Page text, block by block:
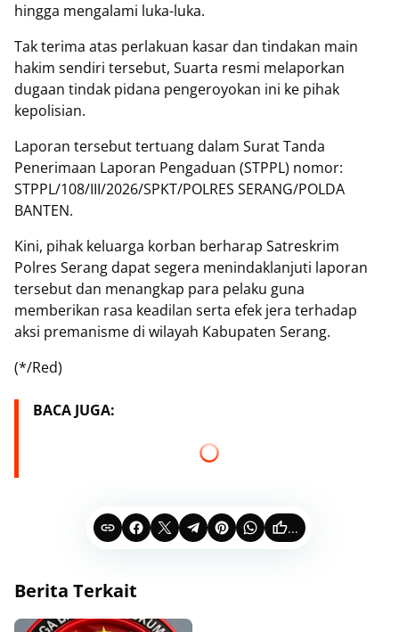
hingga mengalami luka-luka.
Tak terima atas perlakuan kasar dan tindakan main
hakim sendiri tersebut, Suarta resmi melaporkan
dugaan tindak pidana pengeroyokan ini ke pihak
kepolisian.
Laporan tersebut tertuang dalam Surat Tanda
Penerimaan Laporan Pengaduan (STPPL) nomor:
STPPL/108/III/2026/SPKT/POLRES SERANG/POLDA
BANTEN.
Kini, pihak keluarga korban berharap Satreskrim
Polres Serang dapat segera menindaklanjuti laporan
tersebut dan menangkap para pelaku guna
memberikan rasa keadilan serta efek jera terhadap
aksi premanisme di wilayah Kabupaten Serang.
(*/Red)
BACA JUGA:
...
Berita Terkait